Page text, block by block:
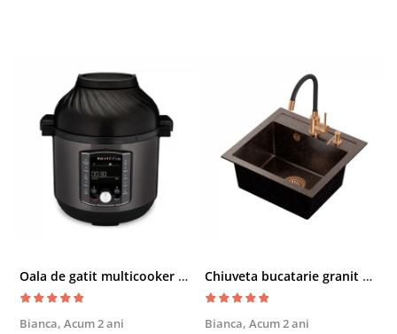
Oala de gatit multicooker 11 functii Instant Pot Pro Crisp 8 + Air Fryer 7.6 lt
Bianca, Acum 2 ani
Chiuveta bucatarie granit cu finisaj negru perlat/cupru Steingran Art Copper cu dozator si baterie Quadron
Bianca, Acum 2 ani